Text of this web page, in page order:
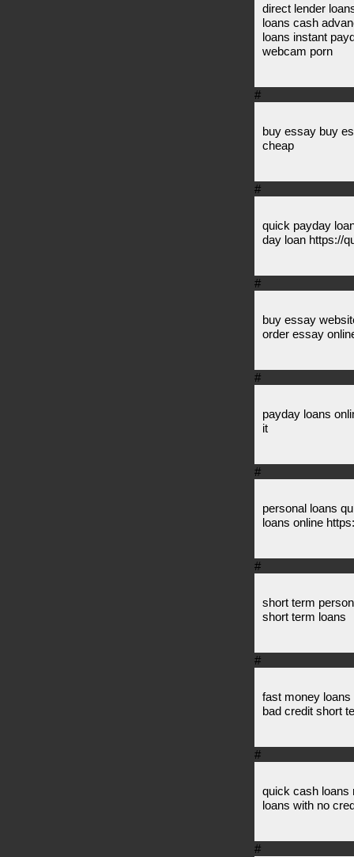
direct lender
loans cash
loans instant
webcam porn
#
buy essay buy
cheap
#
quick payday
day loan https://
#
buy essay
order essay
#
payday loans
it
#
personal loans
loans online
#
short term
short term loans
#
fast money
bad credit short
#
quick cash loans
loans with no
#